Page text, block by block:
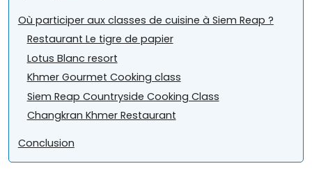
Où participer aux classes de cuisine à Siem Reap ?
Restaurant Le tigre de papier
Lotus Blanc resort
Khmer Gourmet Cooking class
Siem Reap Countryside Cooking Class
Changkran Khmer Restaurant
Conclusion